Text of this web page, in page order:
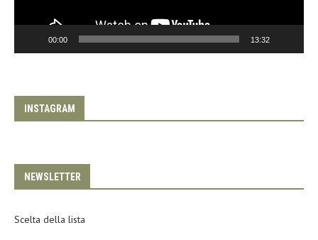
00:00 13:32
INSTAGRAM
NEWSLETTER
Scelta della lista